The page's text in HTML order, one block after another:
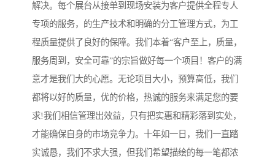
解决。每个展台从接单到现场安装为客户提供全程专人
专项的服务，的生产技术和明确的分工管理方式，为工
程质量提供了良好的保障。我们本着“客户至上，质量，
服务周到，安全可靠”的宗旨做好每一个项目！客户的满
意才是我们大的心愿。无论项目大小，预算高低，我们
都将以好的质量，优的价格，热诚的服务来满足您的要
求!我们相信管理出效益，只有把实惠和精彩落到实处，
才能确保自身的市场竞争力。十年如一日，我们一直踏
实诚恳，我们不求大强，但我们希望描绘的每一笔都浓